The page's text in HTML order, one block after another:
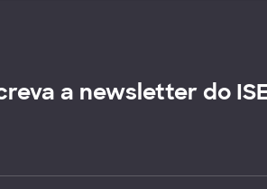
a newsletter do